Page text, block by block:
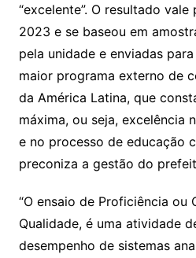
“excelente”. O resultado
2023 e se baseou em
pela unidade e enviadas
maior programa externo de
da América Latina, que
máxima, ou seja, excelência
e no processo de educação
preconiza a gestão do
“O ensaio de Proficiência ou
Qualidade, é uma atividade
desempenho de sistemas